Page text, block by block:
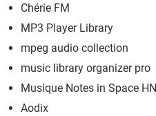
Chérie FM
MP3 Player Library
mpeg audio collection
music library organizer pro
Musique Notes in Space HN
Aodix